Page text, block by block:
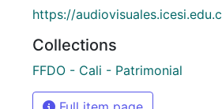
https://
Collections
FFDO - Cali - Patrimonial